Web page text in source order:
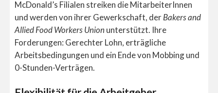
McDonald’s Filialen streiken die MitarbeiterInnen
und werden von ihrer Gewerkschaft, derBakers and
Allied Food Workers Unionunterstützt. Ihre
Forderungen: Gerechter Lohn, erträgliche
Arbeitsbedingungen und ein Ende von Mobbing und
0-Stunden-Verträgen.